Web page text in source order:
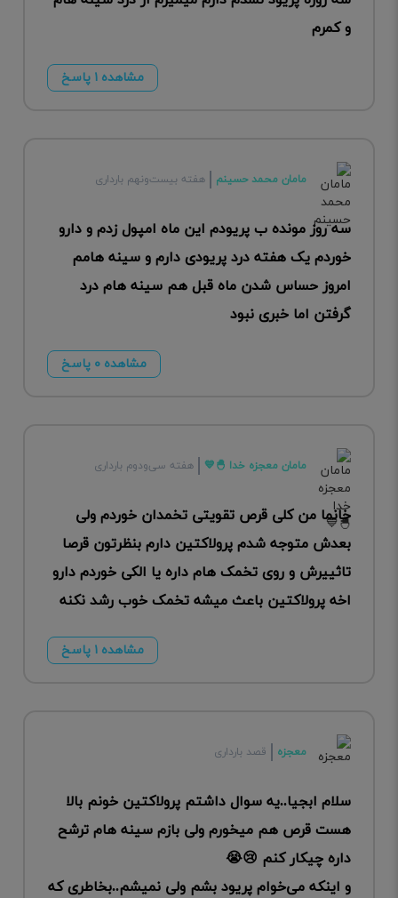
و کمرم
مشاهده ۱ پاسخ
مامان محمد حسینم هفته بیست‌ونهم بارداری
سه روز مونده ب پریودم این ماه امپول زدم و دارو
خوردم یک هفته درد پریودی دارم و سینه هامم
امروز حساس شدن ماه قبل هم سینه هام درد
گرفتن اما خبری نبود
مشاهده ۰ پاسخ
مامان معجزه خدا 🐣💙 هفته سی‌ودوم بارداری
خانما من کلی قرص تقویتی تخمدان خوردم ولی
بعدش متوجه شدم پرولاکتین دارم بنظرتون قرصا
تاثییرش و روی تخمک هام داره یا الکی خوردم دارو
اخه پرولاکتین باعث میشه تخمک خوب رشد نکنه
مشاهده ۱ پاسخ
معجزه قصد بارداری
سلام ابجیا..یه سوال داشتم پرولاکتین خونم بالا
هست قرص هم میخورم ولی بازم سینه هام ترشح
داره چیکار کنم 😢😭
و اینکه می‌خوام پریود بشم ولی نمیشم..بخاطری که